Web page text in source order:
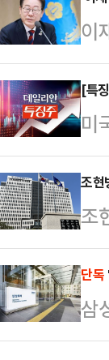
태
는
것
비
했
이
선
밝
와
다
스
드
선
[특
미
련
시
이
트
수
로
조현
조
을
기
8
혐
단독
삼
를